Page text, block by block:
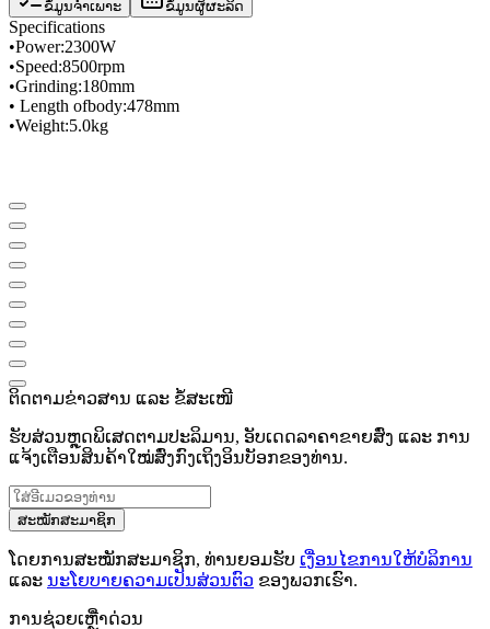
ຂໍ້ມູນຈຳເພາະ ຂໍ້ມູນຜູ້ຜະລິດ
Specifications
•Power:2300W
•Speed​​:8500rpm
•Grinding:180mm
• Length ofbody:478mm
•Weight:5.0kg
ຕິດຕາມຂ່າວສານ ແລະ ຂໍ້ສະເໜີ
ຮັບສ່ວນຫຼຸດພິເສດຕາມປະລິມານ, ອັບເດດລາຄາຂາຍສົ່ງ ແລະ ການ
ແຈ້ງເຕືອນສິນຄ້າໃໝ່ສົ່ງກົງເຖິງອິນບັອກຂອງທ່ານ.
ສະໝັກສະມາຊິກ
ໂດຍການສະໝັກສະມາຊິກ, ທ່ານຍອມຮັບ ເງື່ອນໄຂການໃຫ້ບໍລິການ
ແລະ ນະໂຍບາຍຄວາມເປັນສ່ວນຕົວ ຂອງພວກເຮົາ.
ການຊ່ວຍເຫຼືໍາດ່ວນ